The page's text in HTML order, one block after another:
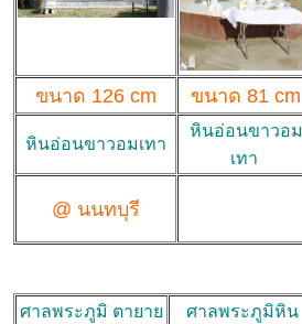
ขนาด 126 cm ขนาด 81 cm
หินอ่อนขาวอมเทา
หินอ่อนขาวอม
เทา
@ นนทบุรี
ศาลพระภูมิ ตายาย ศาลพระภูมิหิน